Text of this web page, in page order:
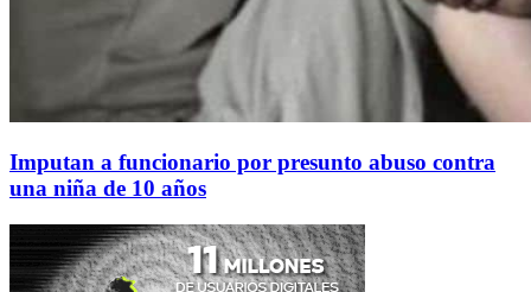
Imputan a funcionario por presunto abuso contra
una niña de 10 años